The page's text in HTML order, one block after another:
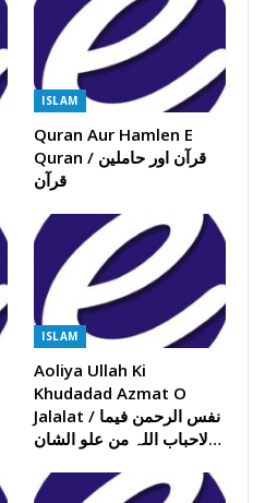
ISLAM
Quran Aur Hamlen E
Quran / قرآن اور حاملین
قرآن
ISLAM
Aoliya Ullah Ki
Khudadad Azmat O
Jalalat / نفس الرحمن فیما
لاحباب اللہ من علو الشان…